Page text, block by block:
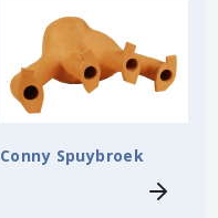
Conny Spuybroek